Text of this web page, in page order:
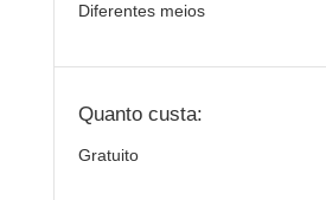
Diferentes meios
Quanto custa:
Gratuito